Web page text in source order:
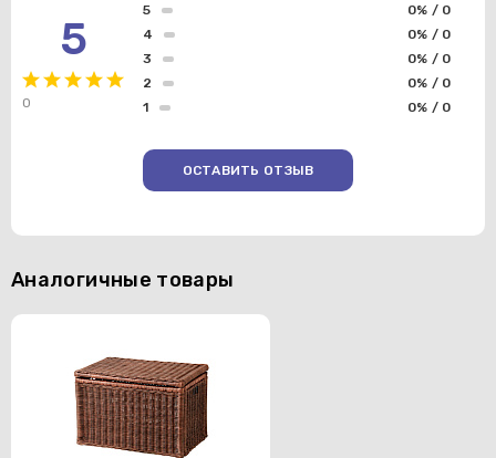
5
0 1 0% / 0
2 0% / 0
3 0% / 0
4 0% / 0
5 0% / 0
ОСТАВИТЬ ОТЗЫВ
Аналогичные товары